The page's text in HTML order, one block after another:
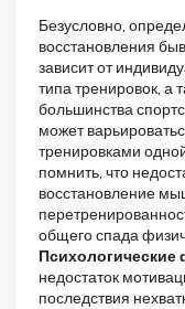
Безусловно,
восстановления
зависит от
типа тренировок, а
большинства
может
тренировками
помнить, что
восстановление
общего спада
Психологические
недостаток
последствия